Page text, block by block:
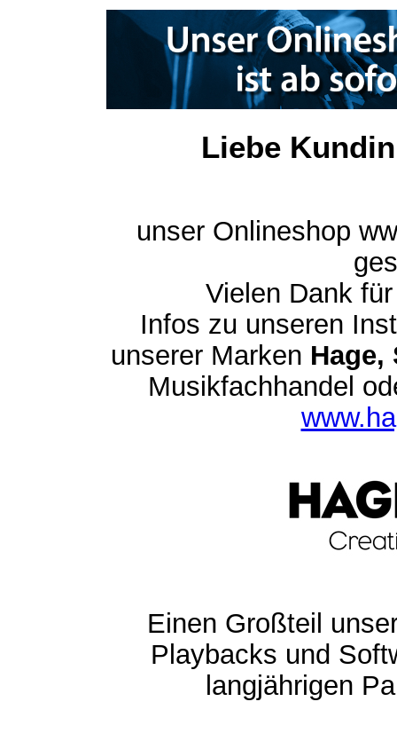
Liebe
unser Onlineshop
Vielen Dank
Infos zu unseren
unserer Marken Hage,
Musikfachhandel
Einen Großteil
Playbacks und
langjährigen